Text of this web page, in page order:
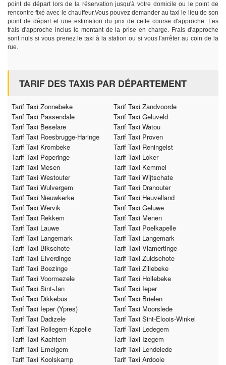
point de départ lors de la réservation jusqu'à votre domicile ou le point de
rencontre fixé avec le chauffeur.Vous pouvez demander au taxi le lieu de son
point de départ et une estimation du prix de cette course d'approche. Les
frais d'approche inclus le montant de la prise en charge. Frais d'approche
sont nuls si vous prenez le taxi à la station ou si vous l'arrêter au coin de la
rue.
TARIF DES TAXIS PAR DÉPARTEMENT
Tarif Taxi Zonnebeke
Tarif Taxi Zandvoorde
Tarif Taxi Passendale
Tarif Taxi Geluveld
Tarif Taxi Beselare
Tarif Taxi Watou
Tarif Taxi Roesbrugge-Haringe
Tarif Taxi Proven
Tarif Taxi Krombeke
Tarif Taxi Reningelst
Tarif Taxi Poperinge
Tarif Taxi Loker
Tarif Taxi Mesen
Tarif Taxi Kemmel
Tarif Taxi Westouter
Tarif Taxi Wijtschate
Tarif Taxi Wulvergem
Tarif Taxi Dranouter
Tarif Taxi Nieuwkerke
Tarif Taxi Heuvelland
Tarif Taxi Wervik
Tarif Taxi Geluwe
Tarif Taxi Rekkem
Tarif Taxi Menen
Tarif Taxi Lauwe
Tarif Taxi Poelkapelle
Tarif Taxi Langemark
Tarif Taxi Langemark
Tarif Taxi Bikschote
Tarif Taxi Vlamertinge
Tarif Taxi Elverdinge
Tarif Taxi Zuidschote
Tarif Taxi Boezinge
Tarif Taxi Zillebeke
Tarif Taxi Voormezele
Tarif Taxi Hollebeke
Tarif Taxi Sint-Jan
Tarif Taxi Ieper
Tarif Taxi Dikkebus
Tarif Taxi Brielen
Tarif Taxi Ieper (Ypres)
Tarif Taxi Moorslede
Tarif Taxi Dadizele
Tarif Taxi Sint-Eloois-Winkel
Tarif Taxi Rollegem-Kapelle
Tarif Taxi Ledegem
Tarif Taxi Kachtem
Tarif Taxi Izegem
Tarif Taxi Emelgem
Tarif Taxi Lendelede
Tarif Taxi Koolskamp
Tarif Taxi Ardooie